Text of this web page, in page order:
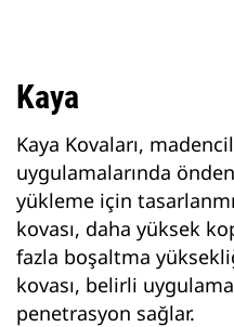
Kaya
Kaya Kovaları,
uygulamalarında
yükleme için
kovası, daha yüksek
fazla boşaltma
kovası, belirli
penetrasyon sağlar.